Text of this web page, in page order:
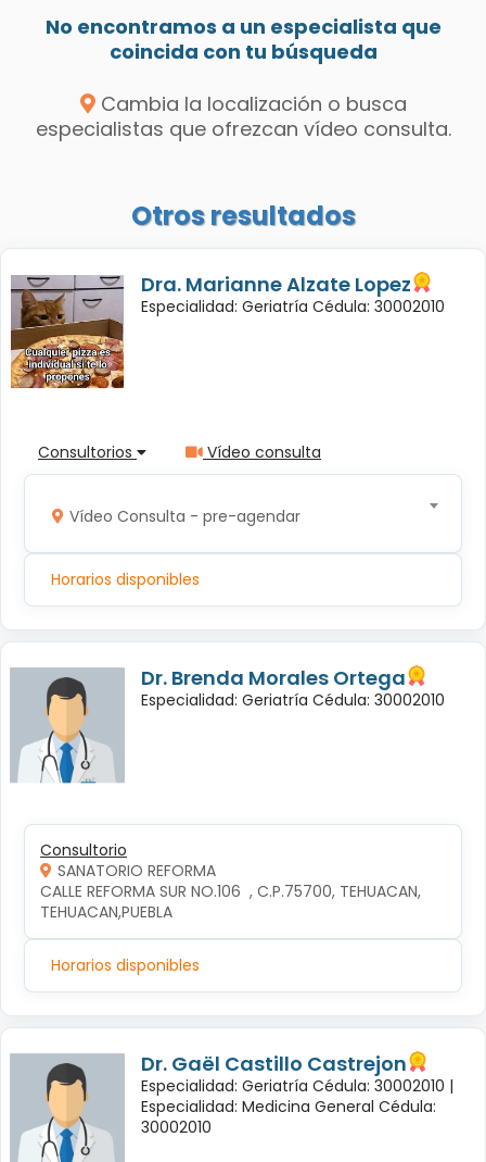
No encontramos a un especialista que
coincida con tu búsqueda
Cambia la localización o busca
especialistas que ofrezcan vídeo consulta.
Otros resultados
Dra. Marianne Alzate Lopez
Especialidad: Geriatría Cédula: 30002010
Consultorios Vídeo consulta
Vídeo Consulta - pre-agendar
Horarios disponibles
Dr. Brenda Morales Ortega
Especialidad: Geriatría Cédula: 30002010
Consultorio
SANATORIO REFORMA
CALLE REFORMA SUR NO.106  , C.P.75700, TEHUACAN,
TEHUACAN,PUEBLA
Horarios disponibles
Dr. Gaël Castillo Castrejon
Especialidad: Geriatría Cédula: 30002010 |
Especialidad: Medicina General Cédula:
30002010